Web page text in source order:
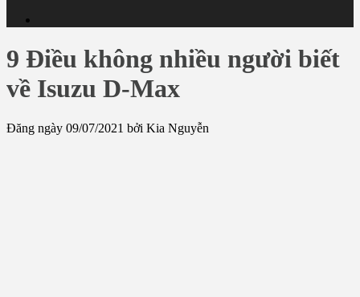
9 Điều không nhiều người biết
về Isuzu D-Max
Đăng ngày 09/07/2021 bởi Kia Nguyễn